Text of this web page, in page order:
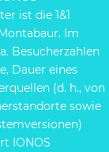
ist die 1&1
Im
Besucherzahlen
Dauer eines
(d. h., von
sowie
IONOS